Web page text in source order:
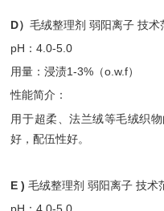
D）毛绒整理剂 弱阳离子 技术
pH：4.0-5.0
用量：浸渍1-3%（o.w.f）
性能简介：
用于超柔、法兰绒等毛绒织
好，配伍性好。
E )毛绒整理剂 弱阳离子 技术